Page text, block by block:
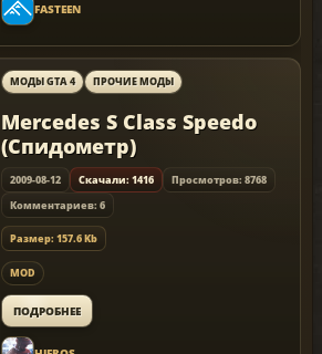
FASTEEN
МОДЫ GTA 4 ПРОЧИЕ МОДЫ
Mercedes S Class Speedo
(Спидометр)
2009-08-12 Скачали: 1416
Просмотров: 8768
Комментариев: 6
Размер: 157.6 Kb
MOD
ПОДРОБНЕЕ